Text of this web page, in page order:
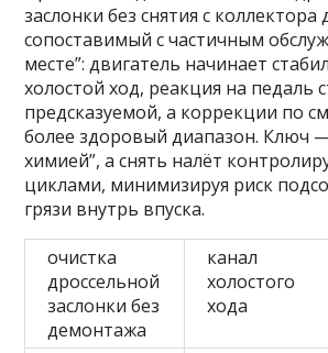
заслонки без снятия с коллектора
сопоставимый с частичным
месте”: двигатель начинает
холостой ход, реакция на педаль
предсказуемой, а коррекции по
более здоровый диапазон. Ключ —
химией”, а снять налёт
циклами, минимизируя риск
грязи внутрь впуска.
очистка
дроссельной
заслонки без
демонтажа
канал
холостого
хода